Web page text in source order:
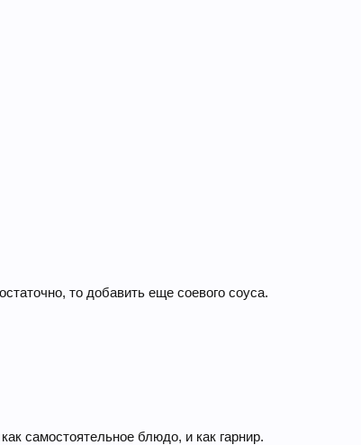
то добавить еще соевого соуса.
самостоятельное блюдо, и как гарнир.